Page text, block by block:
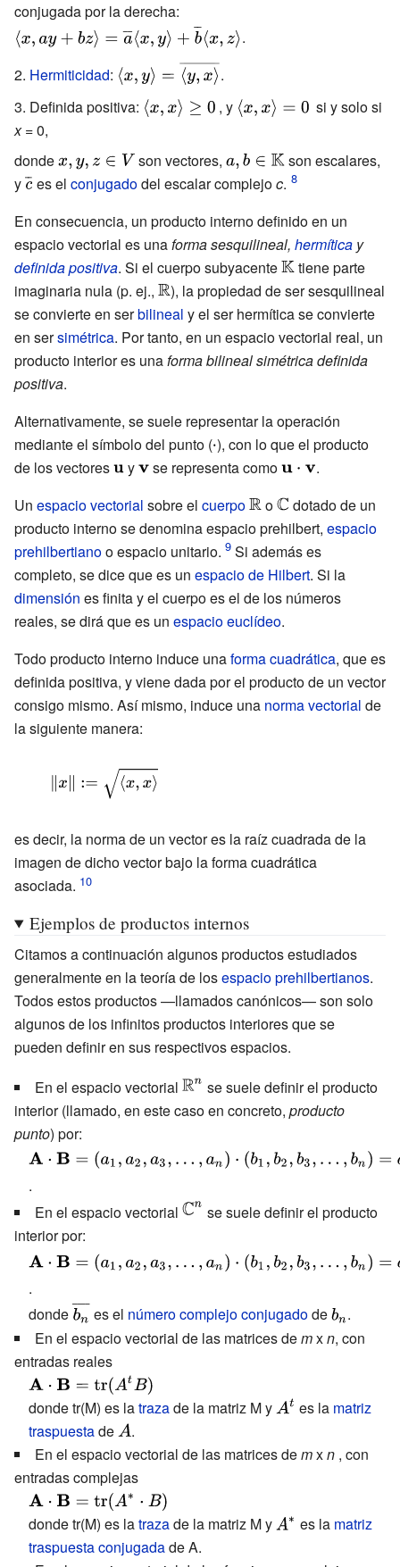
=a\langle
x,z\rangle
+b\langle
y,z\rangle }
conjugada por la derecha:
\langle
x,ay+bz\rangle
={\overline
{a}}\langle
{b}}\langle
x,z\rangle }
.
Hermiticidad: {\displaystyle
x,y\rangle =
{\langle
y,x\rangle }}}
.
Definida positiva: {\displaystyle
x,x\rangle
\geq 0\,}
, y {\displaystyle
x,x\rangle
=0\,}
si y solo si
x= 0,
donde{\displaystyle
x,y,z\in V}
son vectores,{\displaystyle
a,b\in
son escalares,
y{\displaystyle
{c}}}
es elconjugadodel escalar complejoc.
En consecuencia, un producto interno definido en un
espacio vectorial es unaforma sesquilineal, hermítica y
definida positiva. Si el cuerpo subyacente{\displaystyle
\mathbb {K} }
tiene parte
imaginaria nula (p. ej., {\displaystyle
\mathbb {R} }
), la propiedad de ser sesquilineal
se convierte en serbilineal y el ser hermítica se convierte
en sersimétrica. Por tanto, en un espacio vectorial real, un
producto interior es unaforma bilineal simétrica definida
positiva.
Alternativamente, se suele representar la operación
mediante el símbolo del punto ({\displaystyle
\cdot }
), con lo que el producto
de los vectores{\displaystyle
y{\displaystyle
se representa como{\displaystyle
{\bf {v}}}}}
.
Un espacio vectorial sobre el cuerpo{\displaystyle
\mathbb {R} }
o{\displaystyle
\mathbb {C} }
dotado de un
producto interno se denomina espacio prehilbert, espacio
prehilbertianoo espacio unitario.
Si además es
completo, se dice que es un espacio de Hilbert. Si la
dimensión es finita y el cuerpo es el de los números
reales, se dirá que es un espacio euclídeo.
Todo producto interno induce unaforma cuadrática, que es
definida positiva, y viene dada por el producto de un vector
consigo mismo. Así mismo, induce una norma vectorial de
la siguiente manera:
{\displaystyle
\|x\|:={\sqrt
{\langle
x,x\rangle
}}}
es decir, la norma de un vector es la raíz cuadrada de la
imagen de dicho vector bajo la forma cuadrática
asociada.
Ejemplos de productos internos
Citamos a continuación algunos productos estudiados
generalmente en la teoría de losespacio prehilbertianos.
Todos estos productos —llamados canónicos— son solo
algunos de los infinitos productos interiores que se
pueden definir en sus respectivos espacios.
En el espacio vectorial {\displaystyle
\mathbb {R}
se suele definir el producto
interior (llamado, en este caso en concreto, producto
punto) por:
{\displaystyle \mathbf {A} \cdot \mathbf {B} =
a_{i}\cdot b_{i}}
.
En el espacio vectorial {\displaystyle
^{n}}
se suele definir el producto
interior por:
{\displaystyle \mathbf {A} \cdot
(a_{1},a_{2},a_{3},...,a_{n})\cdot
(b_{1},b_{2},b_{3},...,b_{n})=a_{1}
{\overline {b_{1}}}+a_{2}
{\overline {b_{2}}}+...a_{n}\cdot
{\overline {b_{n}}}=\sum
a_{i}\cdot {\overline {b_{i}}}}
.
donde{\displaystyle
{\overline
{b_{n}}}}
es el número complejo conjugadode
b_{n}}
.
En el espacio vectorial de las matrices demxn, con
entradas reales
{\displaystyle
\mathbf {A}
\cdot \mathbf
{B}
=\operatorname
{tr} (A^{t}B)}
donde tr(M) es latrazade la matriz M y{\displaystyle
es la matriz
traspuestade{\displaystyle
A}
.
En el espacio vectorial de las matrices demxn , con
entradas complejas
{\displaystyle
\mathbf {A}
\cdot \mathbf
donde tr(M) es latrazade la matriz M y{\displaystyle
es la matriz
traspuesta conjugadade A.